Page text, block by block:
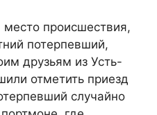
происшествия,
потерпевший,
друзьям из Усть-
отметить приезд
случайно